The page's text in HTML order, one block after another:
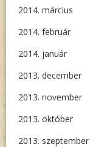
2014. március
2014. február
2014. január
2013. december
2013. november
2013. október
2013. szeptember